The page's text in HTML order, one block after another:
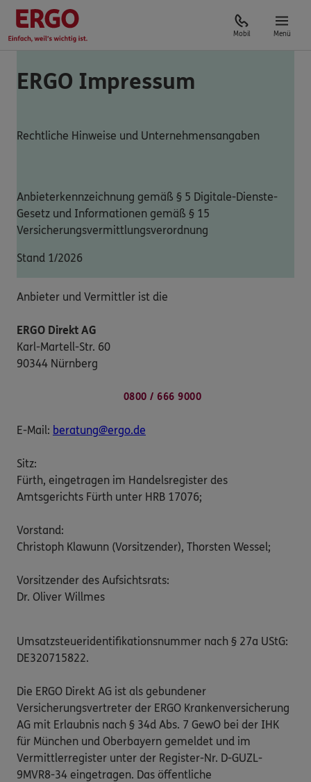
Mobil Menü
ERGO Impressum
Rechtliche Hinweise und Unternehmensangaben
Anbieterkennzeichnung gemäß § 5 Digitale-Dienste-
Gesetz und Informationen gemäß § 15
Versicherungsvermittlungsverordnung
Stand 1/2026
Anbieter und Vermittler ist die
ERGO Direkt AG
Karl-Martell-Str. 60
90344 Nürnberg
0800 / 666 9000
E-Mail: beratung@ergo.de
Sitz:
Fürth, eingetragen im Handelsregister des
Amtsgerichts Fürth unter HRB 17076;
Vorstand:
Christoph Klawunn (Vorsitzender), Thorsten Wessel;
Vorsitzender des Aufsichtsrats:
Dr. Oliver Willmes
Umsatzsteueridentifikationsnummer nach § 27a UStG:
DE320715822.
Die ERGO Direkt AG ist als gebundener
Versicherungsvertreter der ERGO Krankenversicherung
AG mit Erlaubnis nach § 34d Abs. 7 GewO bei der IHK
für München und Oberbayern gemeldet und im
Vermittlerregister unter der Register-Nr. D-GUZL-
9MVR8-34 eingetragen. Das öffentliche